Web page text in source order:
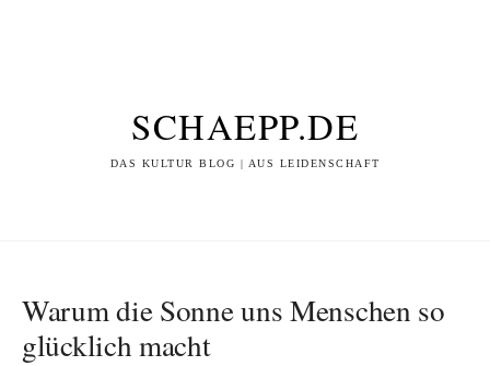
SCHAEPP.DE
DAS KULTUR BLOG | AUS LEIDENSCHAFT
Warum die Sonne uns Menschen so
glücklich macht